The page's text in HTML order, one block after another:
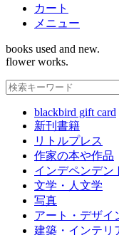
カート
メニュー
books used and new.
flower works.
blackbird gift card
新刊書籍
リトルプレス
作家の本や作品
インデペンデン
文学・人文学
写真
アート・デザイ
建築・インテリ